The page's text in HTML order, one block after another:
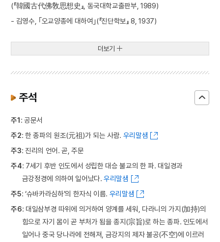
(『韓國古代佛敎思想史』, 동국대학교출판부, 1989)
- 김영수, ｢오교양종에 대하여｣(『진단학보』 8, 1937)
더보기
주석
주1: 공문서
주2: 한 종파의 원조(元祖)가 되는 사람. 우리말샘
주3: 진리의 언어. 곧, 주문
주4: 7세기 후반 인도에서 성립한 대승 불교의 한 파. 대일경과
금강정경에 의하여 일어났다.우리말샘
주5: ‘슈바카라심하’의 한자식 이름. 우리말샘
주6: 대일삼부경 따위에 의거하여 양계를 세워, 다라니의 가지(加持)의
힘으로 자기 몸이 곧 부처가 됨을 종지(宗旨)로 하는 종파. 인도에서
일어나 중국 당나라에 전해져, 금강지의 제자 불공(不空)에 이르러